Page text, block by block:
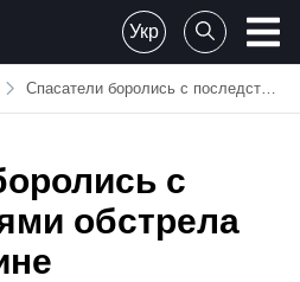
Укр
Спасатели боролись с последствиями обстрела на Чугуевщине
с
обстрела